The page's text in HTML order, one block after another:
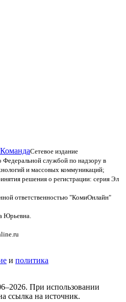
КомандаСетевое издание
службой по надзору в
и массовых коммуникаций;
решения о регистрации: серия Эл
ответственностью "КомиОнлайн"
Юрьевна.
и политика
При использовании
ссылка на источник.